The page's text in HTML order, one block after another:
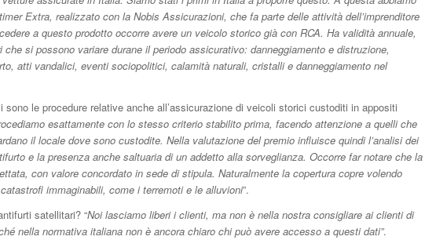
Extra, realizzato con la Nobis Assicurazioni, che fa parte delle attività dell’imprenditore
a questo prodotto occorre avere un veicolo storico già con RCA. Ha validità annuale,
che si possono variare durane il periodo assicurativo: danneggiamento e distruzione,
atti vandalici, eventi sociopolitici, calamità naturali, cristalli e danneggiamento nel
sono le procedure relative anche all’assicurazione di veicoli storici custoditi in appositi
esattamente con lo stesso criterio stabilito prima, facendo attenzione a quelli che
il locale dove sono custodite. Nella valutazione del premio influisce quindi l’analisi dei
e la presenza anche saltuaria di un addetto alla sorveglianza. Occorre far notare che la
con valore concordato in sede di stipula. Naturalmente la copertura copre volendo
immaginabili, come i terremoti e le alluvioni”.
satellitari? “Noi lasciamo liberi i clienti, ma non è nella nostra consigliare ai clienti di
nella normativa italiana non è ancora chiaro chi può avere accesso a questi dati”.